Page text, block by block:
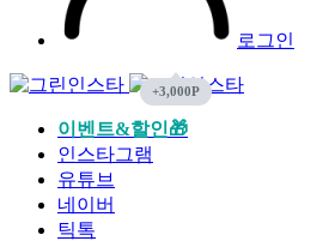
로그인
이벤트&할인🎁
인스타그램
유튜브
네이버
틱톡